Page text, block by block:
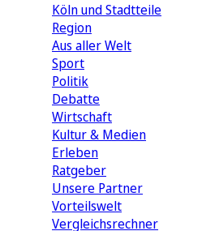
Köln und Stadtteile
Region
Aus aller Welt
Sport
Politik
Debatte
Wirtschaft
Kultur & Medien
Erleben
Ratgeber
Unsere Partner
Vorteilswelt
Vergleichsrechner